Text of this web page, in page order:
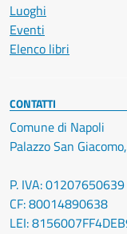
Luoghi
Eventi
Elenco libri
CONTATTI
Comune di Napoli
Palazzo San
P. IVA: 01207650639
CF: 80014890638
LEI: